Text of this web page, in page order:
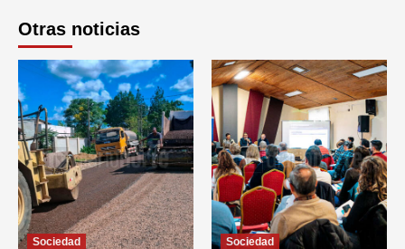
Otras noticias
Sociedad Sociedad